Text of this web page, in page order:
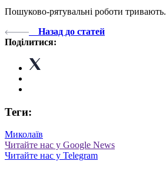
Пошуково-рятувальні роботи тривають.
Назад до статей
Поділитися:
Теги:
Миколаїв
Читайте нас у Google News
Читайте нас у Telegram